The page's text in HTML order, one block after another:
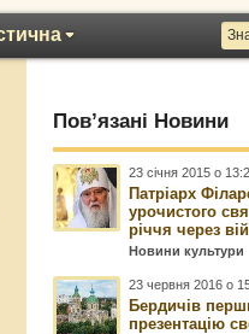
Пов’язані Новини
23 січня 2015 о
Патріарх
урочистого
річчя через
Новини культури
23 червня 2016 о
Бердичів
презентацію